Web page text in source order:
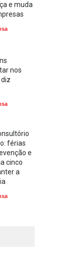
e muda
nos
férias
e
cinco
a